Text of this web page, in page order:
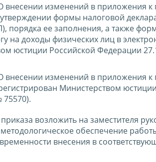
внесении изменений в приложения к
формы налоговой
ее заполнения, а также
на доходы физических лиц в
юстиции Российской Федерации
внесении изменений в приложения к
Министерством
возложить на заместителя
обеспечение
внесения в